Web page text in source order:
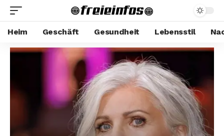
Heim Geschäft Gesundheit Lebensstil